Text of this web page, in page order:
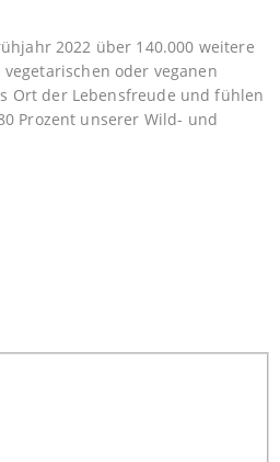
2022 über 140.000 weitere
oder veganen
Ort der Lebensfreude und fühlen
Prozent unserer Wild- und